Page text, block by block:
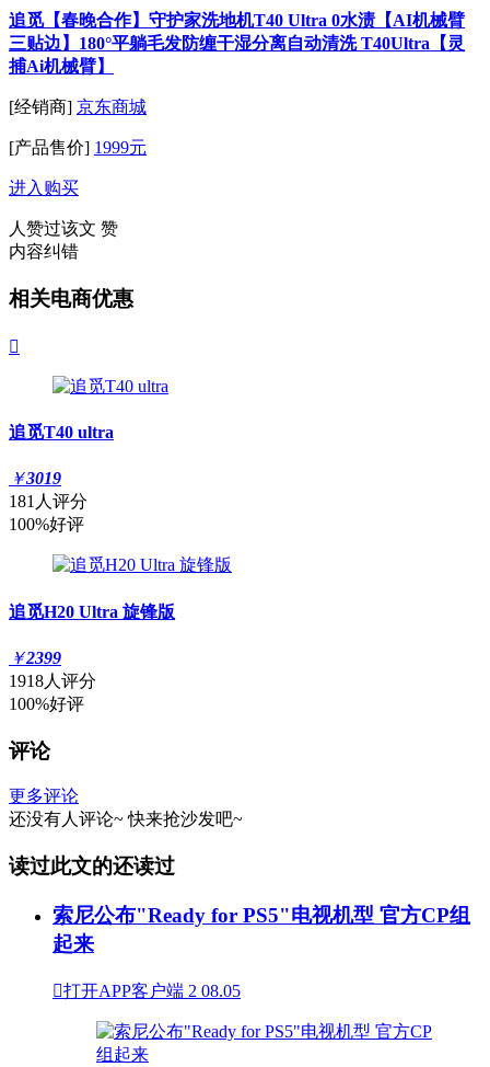
追觅【春晚合作】守护家洗地机T40 Ultra 0水渍【AI机械臂
三贴边】180°平躺毛发防缠干湿分离自动清洗 T40Ultra【灵
捕Ai机械臂】
[经销商] 京东商城
[产品售价] 1999元
进入购买
人赞过该文 赞
内容纠错
相关电商优惠

追觅T40 ultra
￥3019
181人评分
100%好评
追觅H20 Ultra 旋锋版
￥2399
1918人评分
100%好评
评论
更多评论
还没有人评论~ 快来抢沙发吧~
读过此文的还读过
索尼公布"Ready for PS5"电视机型 官方CP组
起来
打开APP客户端 2 08.05